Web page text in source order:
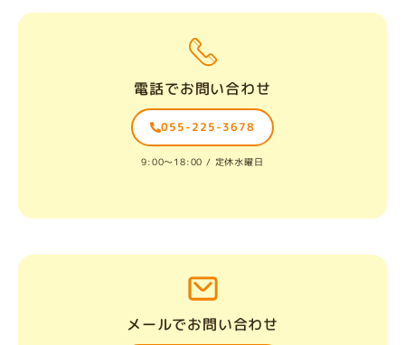
電話でお問い合わせ
055-225-3678
9:00〜18:00 / 定休水曜日
メールでお問い合わせ